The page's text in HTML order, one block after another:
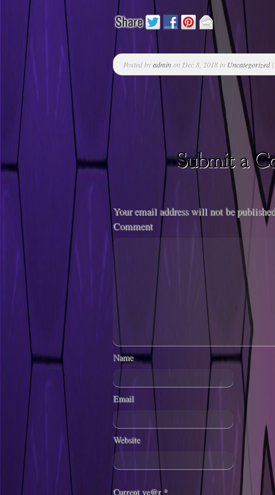
Posted byadminon Dec 8, 2018 in Uncategorized|
Your email address will not be
Comment
Name
Email
Website
Current ye@r*